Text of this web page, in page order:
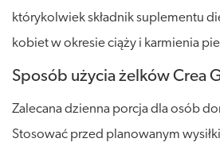
którykolwiek składnik suplementu
kobiet w okresie ciąży i karmienia
Sposób użycia żelków Crea
Zalecana dzienna porcja dla osób
Stosować przed planowanym